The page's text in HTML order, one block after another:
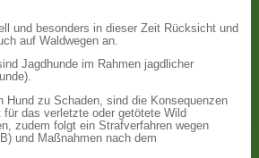
und besonders in dieser Zeit Rücksicht und
auf Waldwegen an.
Jagdhunde im Rahmen jagdlicher
Hund zu Schaden, sind die Konsequenzen
das verletzte oder getötete Wild
zudem folgt ein Strafverfahren wegen
und Maßnahmen nach dem